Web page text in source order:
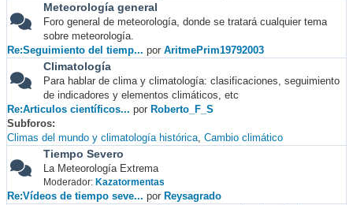
Meteorología general
Foro general de meteorología, donde se tratará cualquier tema
sobre meteorología.
Re:Seguimiento del tiemp... por AritmePrim19792003
Climatología
Para hablar de clima y climatología: clasificaciones, seguimiento
de indicadores y elementos climáticos, etc
Re:Articulos científicos... por Roberto_F_S
Subforos
Climas del mundo y climatología histórica Cambio climático
Tiempo Severo
La Meteorología Extrema
Moderador: Kazatormentas
Re:Vídeos de tiempo seve... por Reysagrado